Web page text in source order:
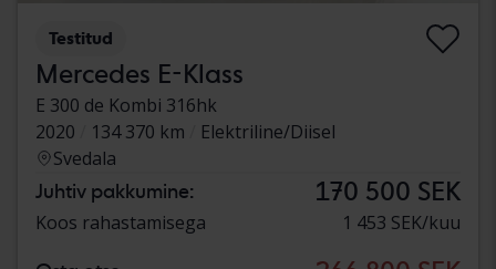
Testitud
Mercedes E-Klass
E 300 de Kombi 316hk
2020
134 370 km
Elektriline/Diisel
Svedala
Juhtiv pakkumine: 170 500 SEK
Koos rahastamisega 1 453 SEK/kuu